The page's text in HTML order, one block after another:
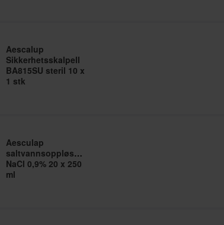
Aescalup
Sikkerhetsskalpell
BA815SU steril 10 x
1 stk
Aesculap
saltvannsoppløsning
NaCl 0,9% 20 x 250
ml